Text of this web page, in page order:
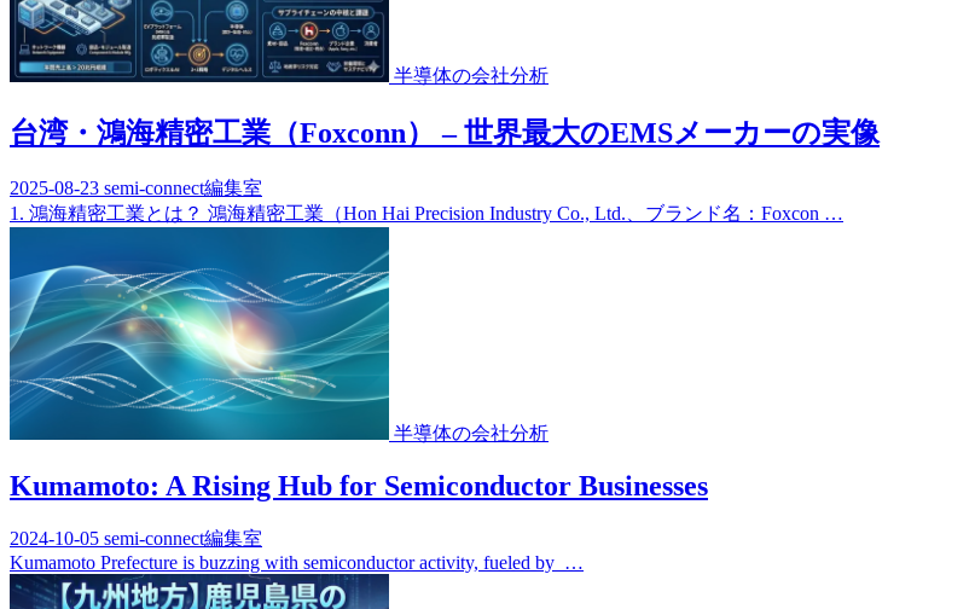
半導体の会社分析
台湾・鴻海精密工業（Foxconn） – 世界最大のEMSメーカーの実像
2025-08-23 semi-connect編集室
1. 鴻海精密工業とは？ 鴻海精密工業（Hon Hai Precision Industry Co., Ltd.、ブランド名：Foxcon …
半導体の会社分析
Kumamoto: A Rising Hub for Semiconductor Businesses
2024-10-05 semi-connect編集室
Kumamoto Prefecture is buzzing with semiconductor activity, fueled by …